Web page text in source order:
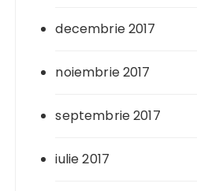
decembrie 2017
noiembrie 2017
septembrie 2017
iulie 2017